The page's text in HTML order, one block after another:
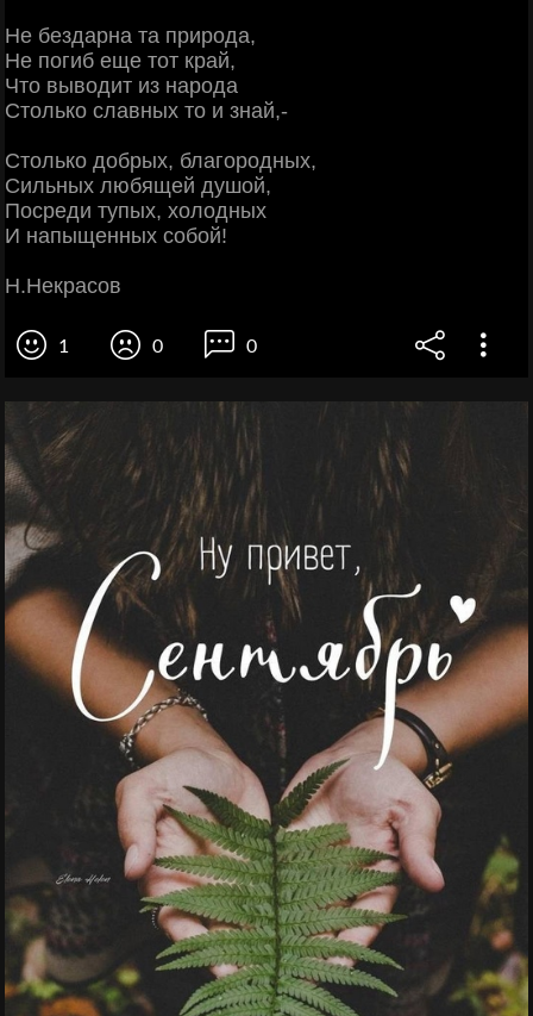
Не бездарна та природа,
Не погиб еще тот край,
Что выводит из народа
Столько славных то и знай,-
Столько добрых, благородных,
Сильных любящей душой,
Посреди тупых, холодных
И напыщенных собой!
Н.Некрасов
1 0 0